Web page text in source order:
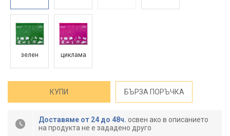
зелен циклама
КУПИ БЪРЗА ПОРЪЧКА
Доставяме от 24 до 48ч. освен ако в описанието
на продукта не е зададено друго